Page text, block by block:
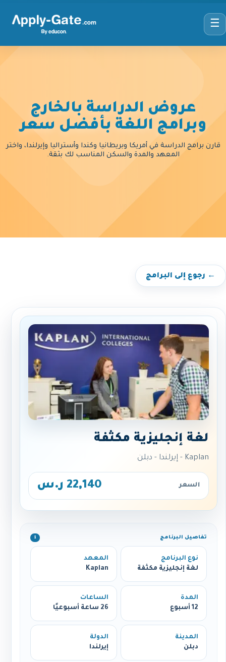
☰
عروض الدراسة بالخارج
وبرامج اللغة بأفضل سعر
قارن برامج الدراسة في أمريكا وبريطانيا وكندا وأستراليا وإيرلندا، واختر
المعهد والمدة والسكن المناسب لك بثقة.
← رجوع إلى البرامج
لغة إنجليزية مكثفة
Kaplan - إيرلندا - دبلن
السعر 22,140 ر.س
تفاصيل البرنامج ℹ️
نوع البرنامج
لغة إنجليزية مكثفة
المعهد
Kaplan
المدة
12 أسبوع
الساعات
26 ساعة أسبوعيًا
المدينة
دبلن
الدولة
إيرلندا